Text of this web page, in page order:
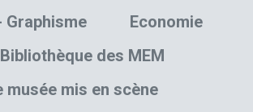
Graphisme
Economie
des MEM
musée mis en scène